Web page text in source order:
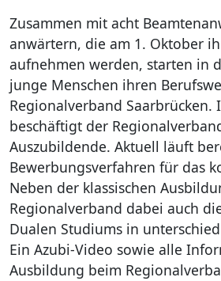
Zusammen mit acht
anwärtern, die am 1. Oktober
aufnehmen werden, starten in
junge Menschen ihren
Regionalverband Saarbrücken.
beschäftigt der
Auszubildende. Aktuell läuft
Bewerbungsverfahren für das
Neben der klassischen
Regionalverband dabei auch
Dualen Studiums in
Ein Azubi-Video sowie alle
Ausbildung beim